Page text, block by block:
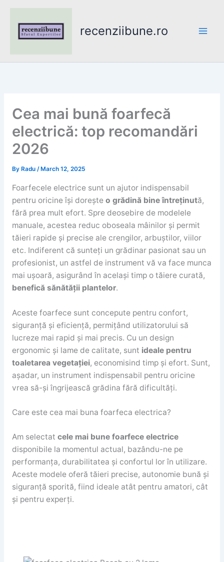
content
recenziibune.ro
Cea mai bună foarfecă
electrică: top recomandări
2026
By Radu / March 12, 2025
Foarfecele electrice sunt un ajutor indispensabil
pentru oricine își dorește o grădină bine întreținută,
fără prea mult efort. Spre deosebire de modelele
manuale, acestea reduc oboseala mâinilor și permit
tăieri rapide și precise ale crengilor, arbuștilor, viilor
etc. Indiferent că sunteți un grădinar pasionat sau un
profesionist, un astfel de instrument vă va face munca
mai ușoară, asigurând în același timp o tăiere curată,
benefică sănătății plantelor.
Aceste foarfece sunt concepute pentru confort,
siguranță și eficiență, permițând utilizatorului să
lucreze mai rapid și mai precis. Cu un design
ergonomic și lame de calitate, sunt ideale pentru
toaletarea vegetației, economisind timp și efort. Sunt,
așadar, un instrument indispensabil pentru oricine
vrea să-și îngrijească grădina fără dificultăți.
Care este cea mai buna foarfeca electrica?
Am selectat cele mai bune foarfece electrice
disponibile la momentul actual, bazându-ne pe
performanța, durabilitatea și confortul lor în utilizare.
Aceste modele oferă tăieri precise, autonomie bună și
siguranță sporită, fiind ideale atât pentru amatori, cât
și pentru experți.